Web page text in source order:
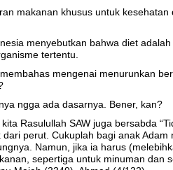
makanan khusus untuk
menyebutkan bahwa diet
tertentu.
mengenai menurunkan
ngga ada dasarnya. Bener, kan?
Rasulullah SAW juga bersabda
perut. Cukuplah bagi anak Adam
Namun, jika ia harus
sepertiga untuk minuman dan